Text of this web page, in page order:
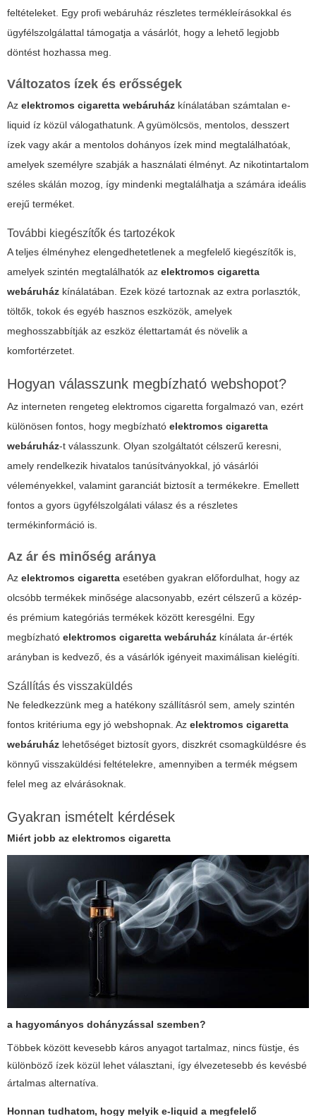
feltételeket. Egy profi webáruház részletes termékleírásokkal és
ügyfélszolgálattal támogatja a vásárlót, hogy a lehető legjobb
döntést hozhassa meg.
Változatos ízek és erősségek
Az elektromos cigaretta webáruház kínálatában számtalan e-
liquid íz közül válogathatunk. A gyümölcsös, mentolos, desszert
ízek vagy akár a mentolos dohányos ízek mind megtalálhatóak,
amelyek személyre szabják a használati élményt. Az nikotintartalom
széles skálán mozog, így mindenki megtalálhatja a számára ideális
erejű terméket.
További kiegészítők és tartozékok
A teljes élményhez elengedhetetlenek a megfelelő kiegészítők is,
amelyek szintén megtalálhatók az elektromos cigaretta
webáruház kínálatában. Ezek közé tartoznak az extra porlasztók,
töltők, tokok és egyéb hasznos eszközök, amelyek
meghosszabbítják az eszköz élettartamát és növelik a
komfortérzetet.
Hogyan válasszunk megbízható webshopot?
Az interneten rengeteg elektromos cigaretta forgalmazó van, ezért
különösen fontos, hogy megbízható elektromos cigaretta
webáruház-t válasszunk. Olyan szolgáltatót célszerű keresni,
amely rendelkezik hivatalos tanúsítványokkal, jó vásárlói
véleményekkel, valamint garanciát biztosít a termékekre. Emellett
fontos a gyors ügyfélszolgálati válasz és a részletes
termékinformáció is.
Az ár és minőség aránya
Az elektromos cigaretta esetében gyakran előfordulhat, hogy az
olcsóbb termékek minősége alacsonyabb, ezért célszerű a közép-
és prémium kategóriás termékek között keresgélni. Egy
megbízható elektromos cigaretta webáruház kínálata ár-érték
arányban is kedvező, és a vásárlók igényeit maximálisan kielégíti.
Szállítás és visszaküldés
Ne feledkezzünk meg a hatékony szállításról sem, amely szintén
fontos kritériuma egy jó webshopnak. Az elektromos cigaretta
webáruház lehetőséget biztosít gyors, diszkrét csomagküldésre és
könnyű visszaküldési feltételekre, amennyiben a termék mégsem
felel meg az elvárásoknak.
Gyakran ismételt kérdések
Miért jobb az elektromos cigaretta
a hagyományos dohányzással szemben?
Többek között kevesebb káros anyagot tartalmaz, nincs füstje, és
különböző ízek közül lehet választani, így élvezetesebb és kevésbé
ártalmas alternatíva.
Honnan tudhatom, hogy melyik e-liquid a megfelelő